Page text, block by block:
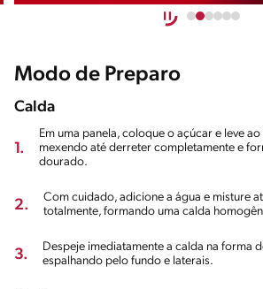
Modo de Preparo
Calda
1.
Em uma panela, coloque o açúcar e leve
mexendo até derreter completamente e
dourado.
2.
Com cuidado, adicione a água e misture
totalmente, formando uma calda
3.
Despeje imediatamente a calda na forma
espalhando pelo fundo e laterais.